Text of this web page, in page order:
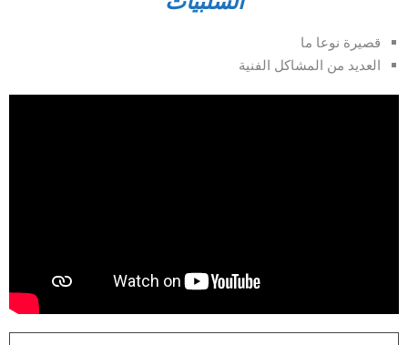
قصيرة نوعا ما
العديد من المشاكل الفنية